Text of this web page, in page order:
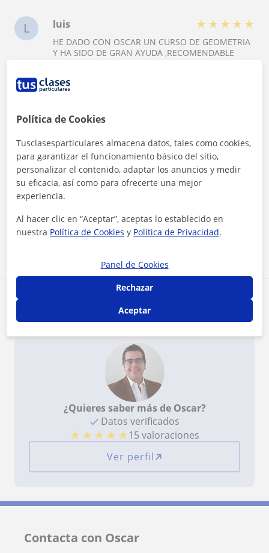
L luis ★ ★ ★ ★ ★
HE DADO CON OSCAR UN CURSO DE GEOMETRIA
Y HA SIDO DE GRAN AYUDA ,RECOMENDABLE
EXPLICA LOS PASOS DETENIDOS DE LOS
EJERCICIOS Y SE TOMA EL TIEMPO DE PREPARAR
A agata ★ ★★★
Gracias Oscar porque siempre has tenido la
explicarme paso por paso
Ver todas las valoraciones
Reconocimientos
¿Quieres saber más de Oscar?
Datos verificados
★ ★ ★ ★ ★15 valoraciones
Ver perfil
Contacta con Oscar
Política de Cookies
Tusclasesparticulares almacena datos, tales como cookies,
para garantizar el funcionamiento básico del sitio,
personalizar el contenido, adaptar los anuncios y medir
su eficacia, así como para ofrecerte una mejor
experiencia.
Al hacer clic en “Aceptar”, aceptas lo establecido en
nuestra Política de Cookies y Política de Privacidad.
Panel de Cookies
Rechazar
Aceptar